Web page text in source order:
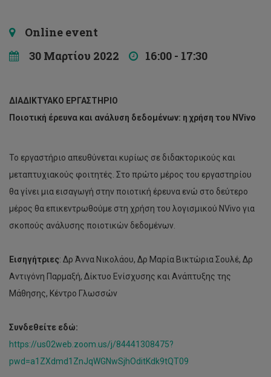
Online event
30 Μαρτίου 2022
16:00 - 17:30
ΔΙΑΔΙΚΤΥΑΚΟ ΕΡΓΑΣΤΗΡΙΟ
Ποιοτική έρευνα και ανάλυση δεδομένων: η χρήση του NVivo
Το εργαστήριο απευθύνεται κυρίως σε διδακτορικούς και
μεταπτυχιακούς φοιτητές. Στο πρώτο μέρος του εργαστηρίου
θα γίνει μια εισαγωγή στην ποιοτική έρευνα ενώ στο δεύτερο
μέρος θα επικεντρωθούμε στη χρήση του λογισμικού NVivo για
σκοπούς ανάλυσης ποιοτικών δεδομένων.
Εισηγήτριες: Δρ Άννα Νικολάου, Δρ Μαρία Βικτώρια Σουλέ, Δρ
Αντιγόνη Παρμαξή, Δίκτυο Ενίσχυσης και Ανάπτυξης της
Μάθησης, Κέντρο Γλωσσών
Συνδεθείτε εδώ:
https://us02web.zoom.us/j/84441308475?
pwd=a1ZXdmd1ZnJqWGNwSjhOditKdk9tQT09